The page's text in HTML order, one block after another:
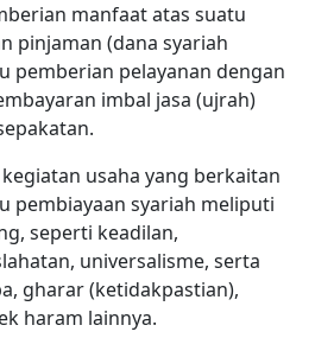
manfaat atas suatu
pinjaman (dana syariah
pemberian pelayanan dengan
imbal jasa (ujrah)
usaha yang berkaitan
pembiayaan syariah meliputi
seperti keadilan,
universalisme, serta
gharar (ketidakpastian),
haram lainnya.